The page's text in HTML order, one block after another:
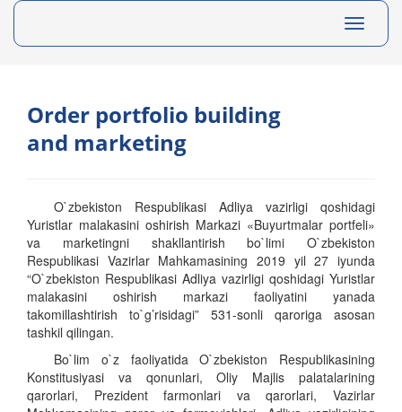
Toggle
Order portfolio building
and marketing
O`zbekiston Respublikasi Adliya vazirligi qoshidagi
Yuristlar malakasini oshirish Markazi «Buyurtmalar portfeli»
va marketingni shakllantirish bo`limi O`zbekiston
Respublikasi Vazirlar Mahkamasining 2019 yil 27 iyunda
“O`zbekiston Respublikasi Adliya vazirligi qoshidagi Yuristlar
malakasini oshirish markazi faoliyatini yanada
takomillashtirish to`g’risidagi” 531-sonli qaroriga asosan
tashkil qilingan.
Bo`lim o`z faoliyatida O`zbekiston Respublikasining
Konstitusiyasi va qonunlari, Oliy Majlis palatalarining
qarorlari, Prezident farmonlari va qarorlari, Vazirlar